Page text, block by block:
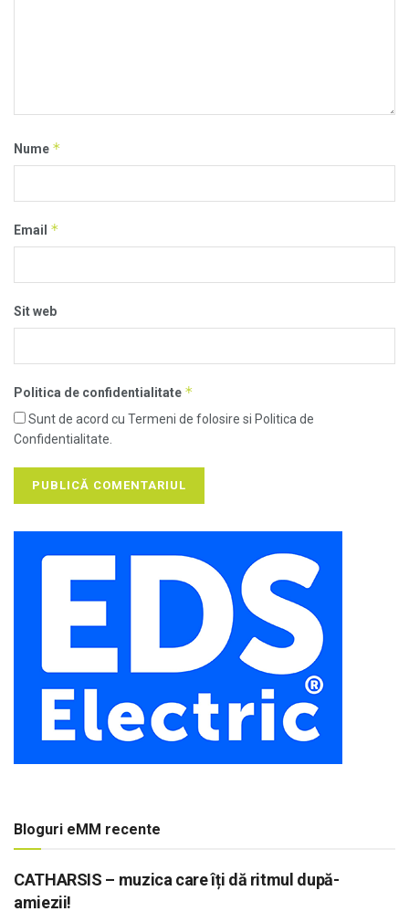
Nume *
Email *
Sit web
Politica de confidentialitate *
Sunt de acord cu Termeni de folosire si Politica de
Confidentialitate.
Bloguri eMM recente
CATHARSIS – muzica care îți dă ritmul după-
amiezii!